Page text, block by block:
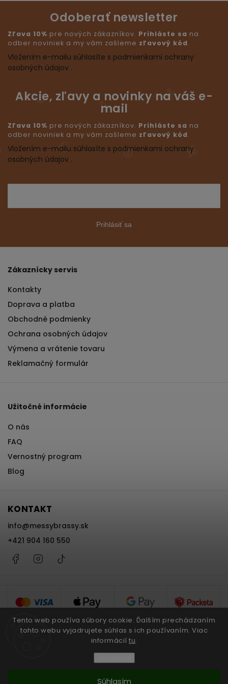
Tento web používa súbory cookie. Ďalším prechádzaním
tohto webu vyjadrujete súhlas s ich používaním. Viac
informácií tu.
Súhlasím
Odoberať newsletter
Zľava 10% pre nových zákazníkov. Prihláste sa na
odber noviniek a my vám zašleme zľavový kód.
Vložením e-mailu súhlasíte s podmienkami ochrany
osobných údajov .
Akcie, zľavy a novinky na váš e-
mail
Zľava 10% pre nových zákazníkov. Prihláste sa na
odber noviniek a my vám zašleme zľavový kód.
Vložením e-mailu súhlasíte s podmienkami ochrany
osobných údajov .
Prihlásiť sa
Zákaznícky servis
Kontakty
Doprava a platba
Obchodné podmienky
Ochrana osobných údajov
Výmena a vrátenie tovaru
Reklamačný formulár
Užitočné informácie
O nás
FAQ
Vernostný program
Blog
KONTAKT
info@messybrassy.sk
+421 904 160 550
FacebookInstagram
Messy Brassy. Všetky práva vyhradené.